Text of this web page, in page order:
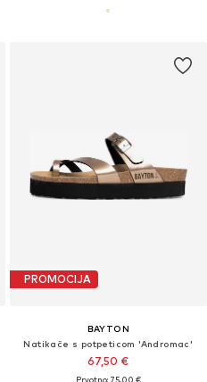
PROMOCIJA
BAYTON
Natikače s potpeticom 'Andromac'
67,50 €
Prvotno: 75,00 €